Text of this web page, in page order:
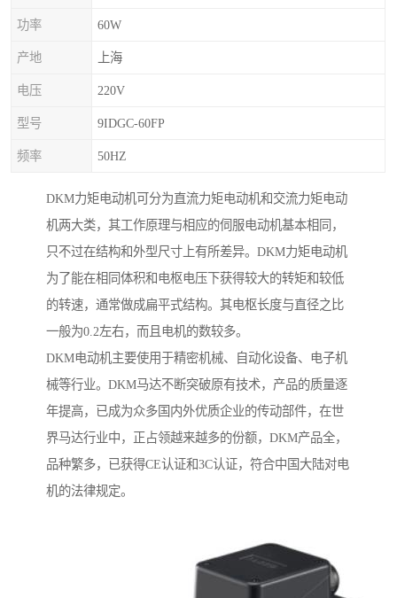
功率 60W
产地 上海
电压 220V
型号 9IDGC-60FP
频率 50HZ
DKM力矩电动机可分为直流力矩电动机和交流力矩电动
机两大类，其工作原理与相应的伺服电动机基本相同，
只不过在结构和外型尺寸上有所差异。DKM力矩电动机
为了能在相同体积和电枢电压下获得较大的转矩和较低
的转速，通常做成扁平式结构。其电枢长度与直径之比
一般为0.2左右，而且电机的数较多。
DKM电动机主要使用于精密机械、自动化设备、电子机
械等行业。DKM马达不断突破原有技术，产品的质量逐
年提高，已成为众多国内外优质企业的传动部件，在世
界马达行业中，正占领越来越多的份额，DKM产品全，
品种繁多，已获得CE认证和3C认证，符合中国大陆对电
机的法律规定。